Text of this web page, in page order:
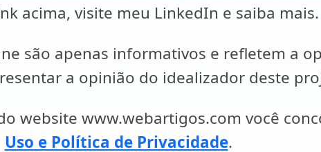
acima, visite meu LinkedIn e saiba mais.
são apenas informativos e refletem a
a opinião do idealizador deste
website www.webartigos.com você
Uso e Política de Privacidade.